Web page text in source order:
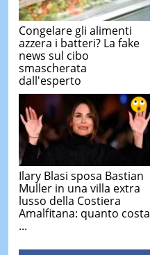
Congelare gli alimenti
azzera i batteri? La fake
news sul cibo
smascherata
dall'esperto
Ilary Blasi sposa Bastian
Muller in una villa extra
lusso della Costiera
Amalfitana: quanto costa
...